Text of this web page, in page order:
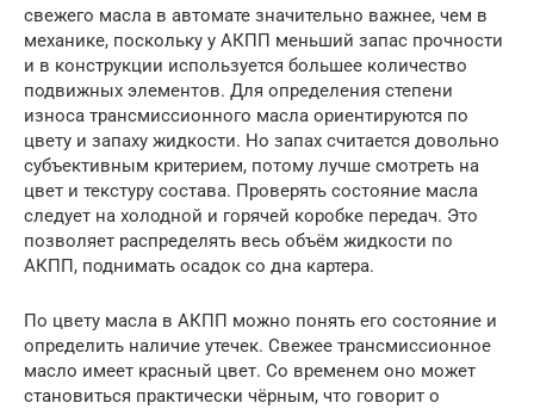
свежего масла в автомате значительно важнее, чем в
механике, поскольку у АКПП меньший запас прочности
и в конструкции используется большее количество
подвижных элементов. Для определения степени
износа трансмиссионного масла ориентируются по
цвету и запаху жидкости. Но запах считается довольно
субъективным критерием, потому лучше смотреть на
цвет и текстуру состава. Проверять состояние масла
следует на холодной и горячей коробке передач. Это
позволяет распределять весь объём жидкости по
АКПП, поднимать осадок со дна картера.
По цвету масла в АКПП можно понять его состояние и
определить наличие утечек. Свежее трансмиссионное
масло имеет красный цвет. Со временем оно может
становиться практически чёрным, что говорит о